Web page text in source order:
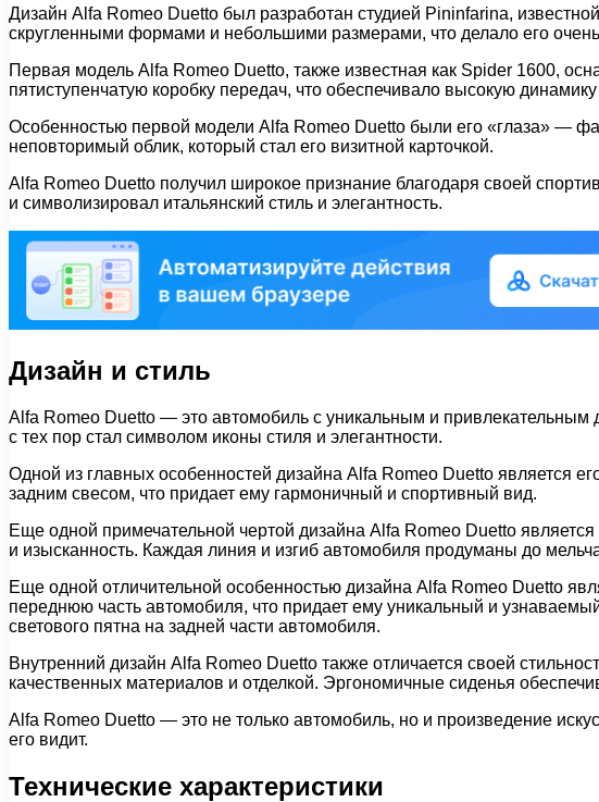
Дизайн Alfa Romeo Duetto был разработан студией Pininfarina,
скругленными формами и небольшими размерами, что делало его
Первая модель Alfa Romeo Duetto, также известная как Spider 1600,
пятиступенчатую коробку передач, что обеспечивало высокую
Особенностью первой модели Alfa Romeo Duetto были его «глаза» —
неповторимый облик, который стал его визитной карточкой.
Alfa Romeo Duetto получил широкое признание благодаря своей
и символизировал итальянский стиль и элегантность.
Дизайн и стиль
Alfa Romeo Duetto — это автомобиль с уникальным и
с тех пор стал символом иконы стиля и элегантности.
Одной из главных особенностей дизайна Alfa Romeo Duetto является
задним свесом, что придает ему гармоничный и спортивный вид.
Еще одной примечательной чертой дизайна Alfa Romeo Duetto
и изысканность. Каждая линия и изгиб автомобиля продуманы до
Еще одной отличительной особенностью дизайна Alfa Romeo Duetto
переднюю часть автомобиля, что придает ему уникальный и
светового пятна на задней части автомобиля.
Внутренний дизайн Alfa Romeo Duetto также отличается своей
качественных материалов и отделкой. Эргономичные сиденья
Alfa Romeo Duetto — это не только автомобиль, но и произведение
его видит.
Технические характеристики